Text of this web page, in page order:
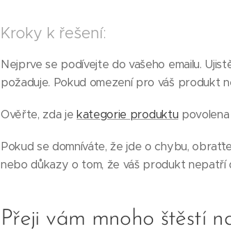
Kroky k řešení:
Nejprve se podívejte do vašeho emailu.
požaduje. Pokud omezení pro váš produkt
Ověřte, zda jekategorie produktu
Pokud se domníváte, že jde o chybu,
nebo důkazy o tom, že váš produkt nepatří
Přeji vám mnoho štěstí